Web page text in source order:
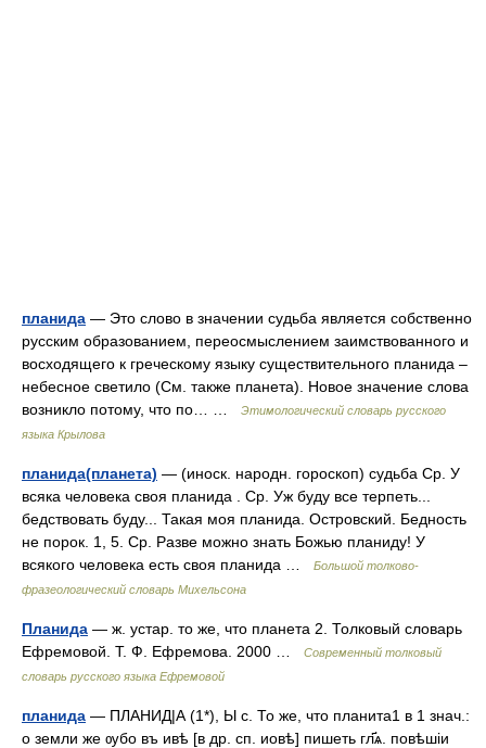
планида — Это слово в значении судьба является собственно
русским образованием, переосмыслением заимствованного и
восходящего к греческому языку существительного планида –
небесное светило (См. также планета). Новое значение слова
возникло потому, что по… …
Этимологический словарь русского
языка Крылова
планида(планета) — (иноск. народн. гороскоп) судьба Ср. У
всяка человека своя планида . Ср. Уж буду все терпеть...
бедствовать буду... Такая моя планида. Островский. Бедность
не порок. 1, 5. Ср. Разве можно знать Божью планиду! У
всякого человека есть своя планида …
Большой толково-
фразеологический словарь Михельсона
Планида — ж. устар. то же, что планета 2. Толковый словарь
Ефремовой. Т. Ф. Ефремова. 2000 …
Современный толковый
словарь русского языка Ефремовой
планида — ПЛАНИД|А (1*), Ы с. То же, что планита1 в 1 знач.:
о земли же ѹбо въ ивѣ [в др. сп. иовѣ] пишеть гл҃ѧ. повѣшiи